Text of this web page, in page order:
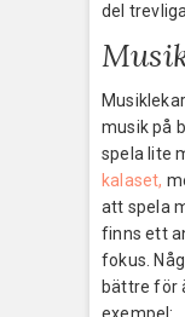
del
musik på
spela lite
kalaset,
att spela
finns ett
fokus.
bättre för